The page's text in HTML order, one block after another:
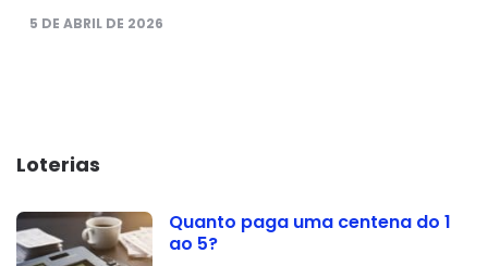
5 DE ABRIL DE 2026
Loterias
Quanto paga uma centena do 1
ao 5?